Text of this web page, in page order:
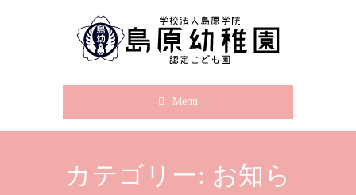
Menu
カテゴリー: お知ら